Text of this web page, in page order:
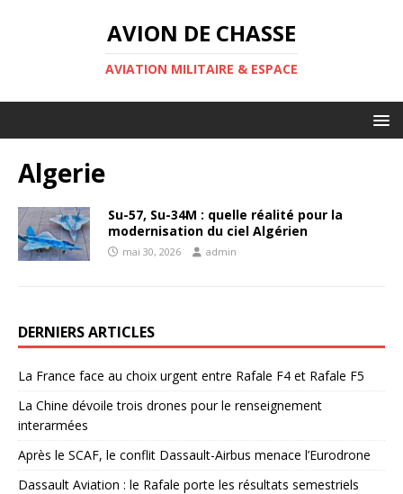
AVION DE CHASSE
AVIATION MILITAIRE & ESPACE
Algerie
Su-57, Su-34M : quelle réalité pour la
modernisation du ciel Algérien
mai 30, 2026 admin
DERNIERS ARTICLES
La France face au choix urgent entre Rafale F4 et Rafale F5
La Chine dévoile trois drones pour le renseignement
interarmées
Après le SCAF, le conflit Dassault-Airbus menace l’Eurodrone
Dassault Aviation : le Rafale porte les résultats semestriels